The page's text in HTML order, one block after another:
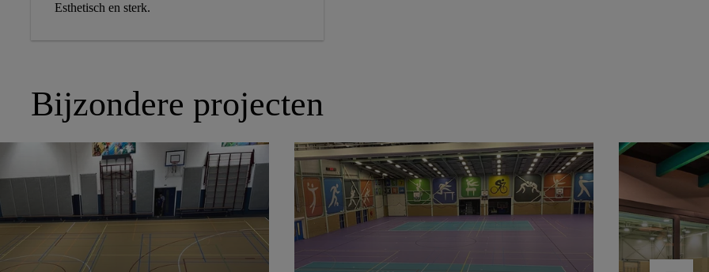
Esthetisch en sterk.
Bijzondere projecten